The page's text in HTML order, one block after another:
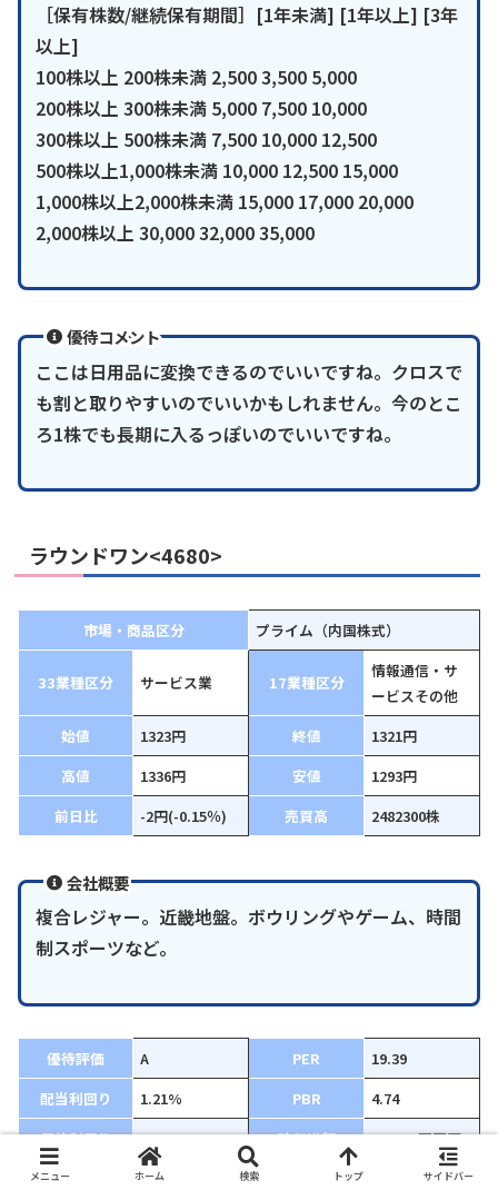
［保有株数/継続保有期間］[1年未満] [1年以上] [3年
以上]
100株以上 200株未満 2,500 3,500 5,000
200株以上 300株未満 5,000 7,500 10,000
300株以上 500株未満 7,500 10,000 12,500
500株以上1,000株未満 10,000 12,500 15,000
1,000株以上2,000株未満 15,000 17,000 20,000
2,000株以上 30,000 32,000 35,000
優待コメント
ここは日用品に変換できるのでいいですね。クロスで
も割と取りやすいのでいいかもしれません。今のとこ
ろ1株でも長期に入るっぽいのでいいですね。
ラウンドワン<4680>
市場・商品区分 プライム（内国株式）
33業種区分 サービス業 17業種区分
情報通信・サ
ービスその他
始値
1323円 終値
1321円
高値
1336円 安値
1293円
前日比
-2円(-0.15％) 売買高 2482300株
会社概要
複合レジャー。近畿地盤。ボウリングやゲーム、時間
制スポーツなど。
優待評価 A PER
19.39
配当利回り
1.21% PBR
4.74
優待利回り
1.51% 時価総額
380763百万円
総利回り
2.72%
メニュー ホーム 検索 トップ サイドバー